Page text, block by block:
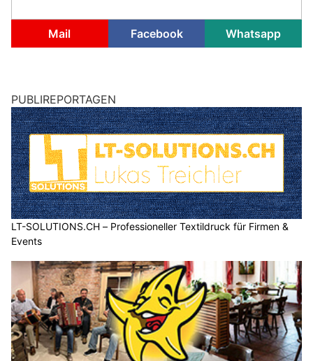
Mail Facebook Whatsapp
PUBLIREPORTAGEN
LT-SOLUTIONS.CH – Professioneller Textildruck für Firmen &
Events